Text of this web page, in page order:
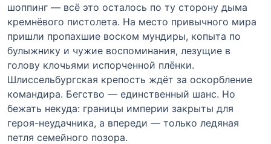
шоппинг — всё это осталось по ту сторону дыма
кремнёвого пистолета. На место привычного мира
пришли пропахшие воском мундиры, копыта по
булыжнику и чужие воспоминания, лезущие в
голову клочьями испорченной плёнки.
Шлиссельбургская крепость ждёт за оскорбление
командира. Бегство — единственный шанс. Но
бежать некуда: границы империи закрыты для
героя-неудачника, а впереди — только ледяная
петля семейного позора.